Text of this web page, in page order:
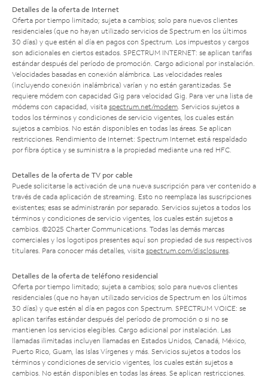
Detalles de la oferta de Internet
Oferta por tiempo limitado; sujeta a cambios; solo para nuevos clientes
residenciales (que no hayan utilizado servicios de Spectrum en los últimos
30 días) y que estén al día en pagos con Spectrum. Los impuestos y cargos
son adicionales en ciertos estados. SPECTRUM INTERNET: se aplican tarifas
estándar después del período de promoción. Cargo adicional por instalación.
Velocidades basadas en conexión alámbrica. Las velocidades reales
(incluyendo conexión inalámbrica) varían y no están garantizadas. Se
requiere módem con capacidad Gig para velocidad Gig. Para ver una lista de
módems con capacidad, visita spectrum.net/modem . Servicios sujetos a
todos los términos y condiciones de servicio vigentes, los cuales están
sujetos a cambios. No están disponibles en todas las áreas. Se aplican
restricciones. Rendimiento de Internet: Spectrum Internet está respaldado
por fibra óptica y se suministra a la propiedad mediante una red HFC.
Detalles de la oferta de TV por cable
Puede solicitarse la activación de una nueva suscripción para ver contenido a
través de cada aplicación de streaming. Esto no reemplaza las suscripciones
existentes; esas se administrarán por separado. Servicios sujetos a todos los
términos y condiciones de servicio vigentes, los cuales están sujetos a
cambios. ©2025 Charter Communications. Todas las demás marcas
comerciales y los logotipos presentes aquí son propiedad de sus respectivos
titulares. Para conocer más detalles, visita spectrum.com/disclosures
Detalles de la oferta de teléfono residencial
Oferta por tiempo limitado; sujeta a cambios; solo para nuevos clientes
residenciales (que no hayan utilizado servicios de Spectrum en los últimos
30 días) y que estén al día en pagos con Spectrum. SPECTRUM VOICE: se
aplican tarifas estándar después del período de promoción o si no se
mantienen los servicios elegibles. Cargo adicional por instalación. Las
llamadas ilimitadas incluyen llamadas en Estados Unidos, Canadá, México,
Puerto Rico, Guam, las Islas Vírgenes y más. Servicios sujetos a todos los
términos y condiciones de servicio vigentes, los cuales están sujetos a
cambios. No están disponibles en todas las áreas. Se aplican restricciones.